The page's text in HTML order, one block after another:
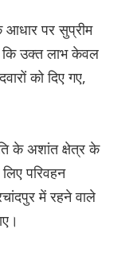
के आधार पर सुप्रीम
कि उक्त लाभ केवल
को दिए गए,
के अशांत क्षेत्र के
परिवहन
में रहने वाले